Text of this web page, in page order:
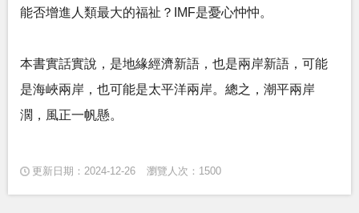
能否增進人類最大的福祉？IMF是憂心忡忡。
本書實話實說，是地緣經濟新語，也是兩岸新語，可能
是海峽兩岸，也可能是太平洋兩岸。總之，潮平兩岸
濶，風正一帆懸。
更新日期：2024-12-26 瀏覽人次：1500